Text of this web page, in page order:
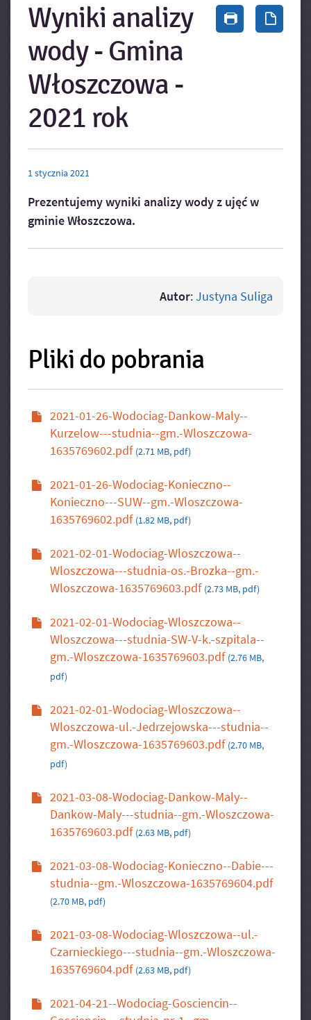
Wyniki analizy
wody - Gmina
Włoszczowa -
2021 rok
1stycznia 2021
Drukuj
Prezentujemy wyniki analizy wody z ujęć w
gminie Włoszczowa.
Autor:Justyna Suliga
Pliki do pobrania
2021-01-26-Wodociag-Dankow-Maly--
Kurzelow---studnia--gm.-Wloszczowa-
1635769602.pdf (2.71 MB, pdf)
2021-01-26-Wodociag-Konieczno--
Konieczno---SUW--gm.-Wloszczowa-
1635769602.pdf (1.82 MB, pdf)
2021-02-01-Wodociag-Wloszczowa--
Wloszczowa---studnia-os.-Brozka--gm.-
Wloszczowa-1635769603.pdf (2.73 MB, pdf)
2021-02-01-Wodociag-Wloszczowa--
Wloszczowa---studnia-SW-V-k.-szpitala--
gm.-Wloszczowa-1635769603.pdf (2.76 MB,
pdf)
2021-02-01-Wodociag-Wloszczowa--
Wloszczowa-ul.-Jedrzejowska---studnia--
gm.-Wloszczowa-1635769603.pdf (2.70 MB,
pdf)
2021-03-08-Wodociag-Dankow-Maly--
Dankow-Maly---studnia--gm.-Wloszczowa-
1635769603.pdf (2.63 MB, pdf)
2021-03-08-Wodociag-Konieczno--Dabie---
studnia--gm.-Wloszczowa-1635769604.pdf
(2.70 MB, pdf)
2021-03-08-Wodociag-Wloszczowa--ul.-
Czarnieckiego---studnia--gm.-Wloszczowa-
1635769604.pdf (2.63 MB, pdf)
2021-04-21--Wodociag-Gosciencin--